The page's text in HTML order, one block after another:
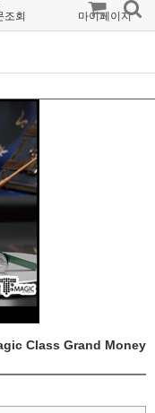
조회 마이페이지
Class Grand Money